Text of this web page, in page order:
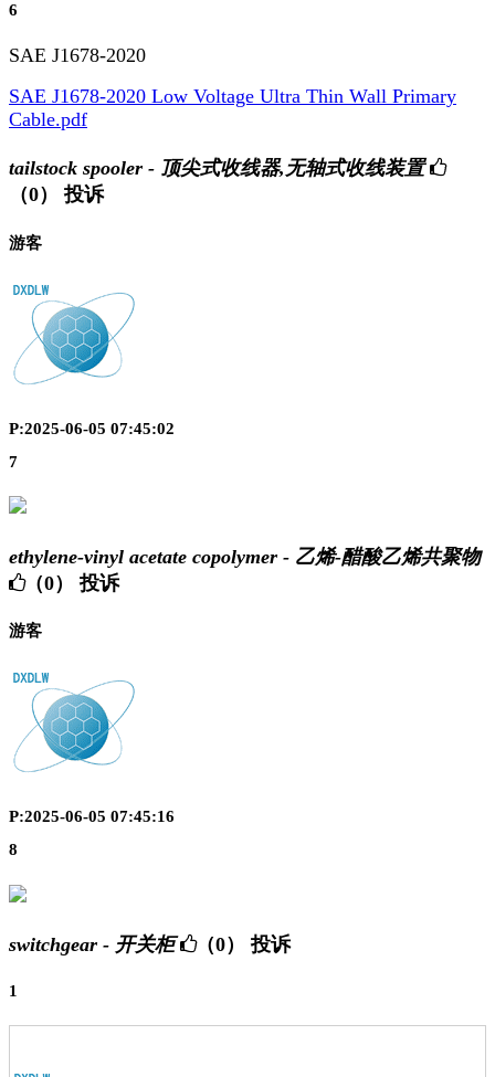
6
SAE J1678-2020
SAE J1678-2020 Low Voltage Ultra Thin Wall Primary
Cable.pdf
tailstock spooler - 顶尖式收线器,无轴式收线装置
（0）
投诉
游客
P:2025-06-05 07:45:02
7
ethylene-vinyl acetate copolymer - 乙烯-醋酸乙烯共聚物
（0）
投诉
游客
P:2025-06-05 07:45:16
8
switchgear - 开关柜 （0） 投诉
1